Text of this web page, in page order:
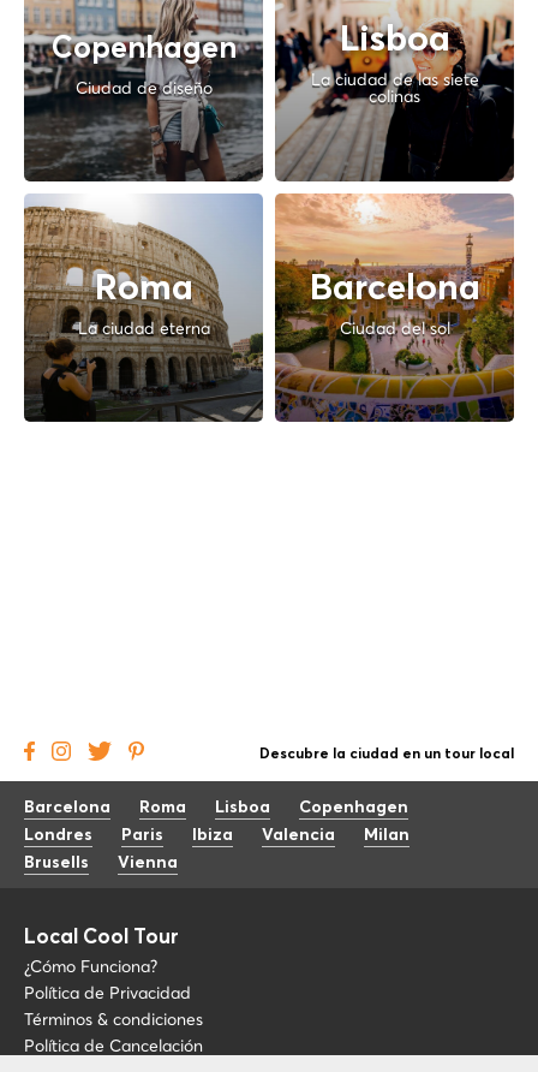
Copenhagen
Ciudad de diseño
Lisboa
La ciudad de las siete
colinas
Roma
La ciudad eterna
Barcelona
Ciudad del sol
Descubre la ciudad en un tour local
Barcelona Roma Lisboa
Copenhagen
Londres
Paris Ibiza Valencia
Milan
Brusells
Vienna
Local Cool Tour
¿Cómo Funciona?
Política de Privacidad
Términos & condiciones
Política de Cancelación